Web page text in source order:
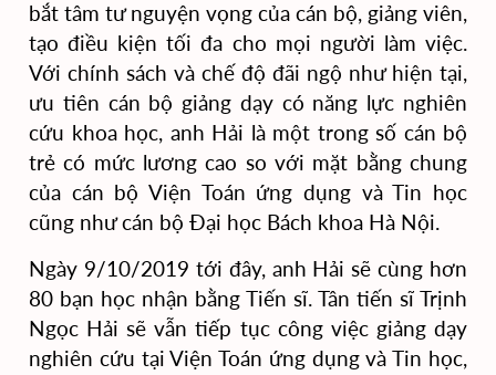
bắt tâm tư nguyện vọng của cán bộ, giảng viên,
tạo điều kiện tối đa cho mọi người làm việc.
Với chính sách và chế độ đãi ngộ như hiện tại,
ưu tiên cán bộ giảng dạy có năng lực nghiên
cứu khoa học, anh Hải là một trong số cán bộ
trẻ có mức lương cao so với mặt bằng chung
của cán bộ Viện Toán ứng dụng và Tin học
cũng như cán bộ Đại học Bách khoa Hà Nội.
Ngày 9/10/2019 tới đây, anh Hải sẽ cùng hơn
80 bạn học nhận bằng Tiến sĩ. Tân tiến sĩ Trịnh
Ngọc Hải sẽ vẫn tiếp tục công việc giảng dạy
nghiên cứu tại Viện Toán ứng dụng và Tin học,